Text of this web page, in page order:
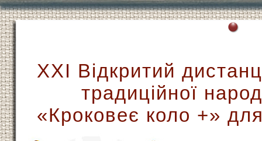
ХХІ Відкритий
традиційної
«Кроковеє коло +»